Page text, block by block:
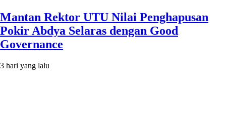
Mantan Rektor UTU Nilai Penghapusan
Pokir Abdya Selaras dengan Good
Governance
3 hari yang lalu